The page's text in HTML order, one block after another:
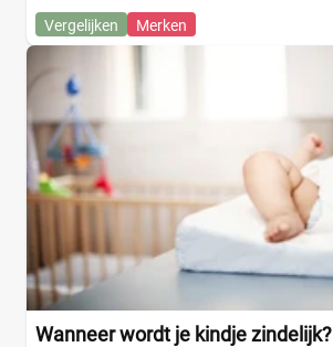
Vergelijken Merken
Wanneer wordt je kindje zindelijk?